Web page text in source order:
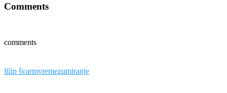
Comments
comments
filip švarmvremezumiranje